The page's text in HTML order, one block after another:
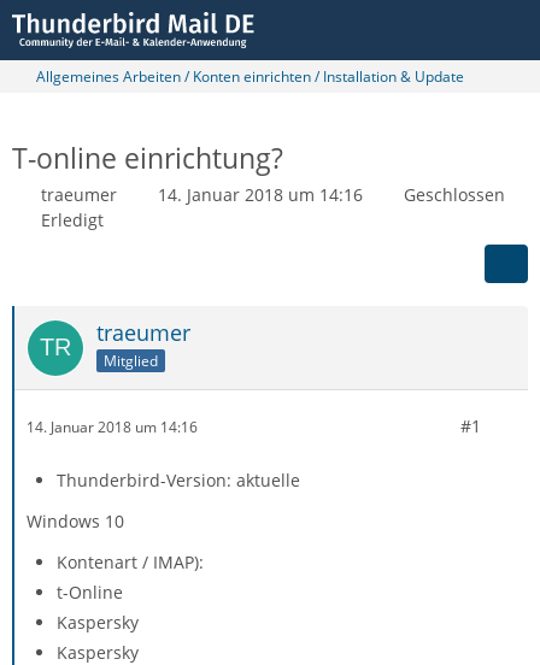
Allgemeines Arbeiten / Konten einrichten / Installation & Update
T-online einrichtung?
traeumer 14. Januar 2018 um 14:16
Geschlossen
Erledigt
traeumer
Mitglied
14. Januar 2018 um 14:16 #1
Thunderbird-Version: aktuelle
Windows 10
Kontenart / IMAP):
t-Online
Kaspersky
Kaspersky